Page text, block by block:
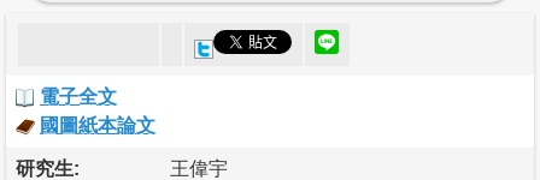
電子全文
國圖紙本論文
研究生: 王偉宇